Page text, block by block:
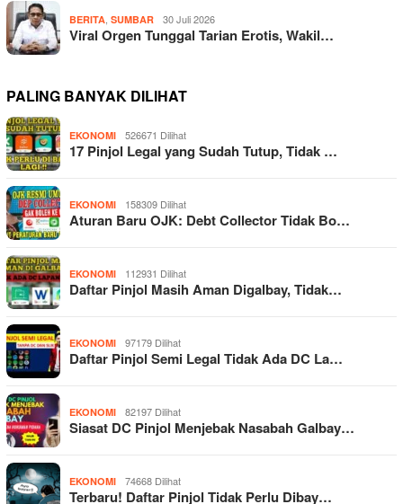
BERITA SUMBAR 30 Juli 2026
Viral Orgen Tunggal Tarian Erotis, Wakil…
PALING BANYAK DILIHAT
EKONOMI 526671 Dilihat
17 Pinjol Legal yang Sudah Tutup, Tidak …
EKONOMI 158309 Dilihat
Aturan Baru OJK: Debt Collector Tidak Bo…
EKONOMI 112931 Dilihat
Daftar Pinjol Masih Aman Digalbay, Tidak…
EKONOMI 97179 Dilihat
Daftar Pinjol Semi Legal Tidak Ada DC La…
EKONOMI 82197 Dilihat
Siasat DC Pinjol Menjebak Nasabah Galbay…
EKONOMI 74668 Dilihat
Terbaru! Daftar Pinjol Tidak Perlu Dibay…